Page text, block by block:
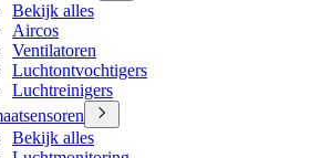
Bekijk alles
Aircos
Ventilatoren
Luchtontvochtigers
Luchtreinigers
Bekijk alles